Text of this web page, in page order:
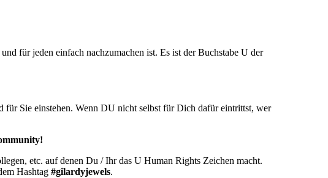
für jeden einfach nachzumachen ist. Es ist der Buchstabe U der
Sie einstehen. Wenn DU nicht selbst für Dich dafür eintrittst, wer
etc. auf denen Du / Ihr das U Human Rights Zeichen macht.
Hashtag #gilardyjewels.